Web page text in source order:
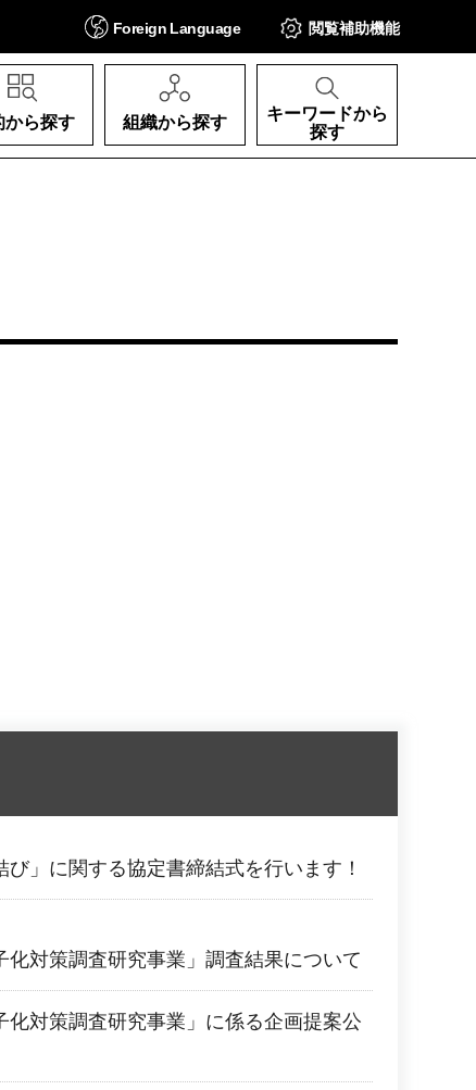
Foreign Language 閲覧補助機能
から探す 組織から探す
キーワードから
探す
」に関する協定書締結式を行います！
化対策調査研究事業」調査結果について
化対策調査研究事業」に係る企画提案公